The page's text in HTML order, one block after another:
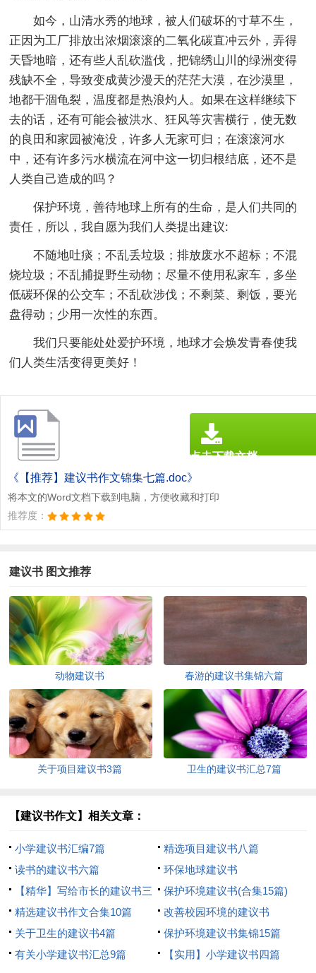
如今，山清水秀的地球，被人们破坏的寸草不生，
正因为工厂排放出浓烟滚滚的二氧化碳直冲云外，弄得
天昏地暗，还有些人乱砍滥伐，把锦绣山川的绿洲变得
残缺不全，导致变成黄沙漫天的茫茫大漠，在沙漠里，
地都干涸龟裂，温度都是热浪灼人。如果在这样继续下
去的话，还有可能会被洪水、狂风等灾害横行，使无数
的良田和家园被淹没，许多人无家可归；在滚滚河水
中，还有许多污水横流在河中这一切归根结底，还不是
人类自己造成的吗？
保护环境，善待地球上所有的生命，是人们共同的
责任，所以，我自愿为我们人类提出建议:
不随地吐痰；不乱丢垃圾；排放废水不超标；不混
烧垃圾；不乱捕捉野生动物；尽量不使用私家车，多坐
低碳环保的公交车；不乱砍涉伐；不剩菜、剩饭，要光
盘得动；少用一次性的东西。
我们只要能处处爱护环境，地球才会焕发青春使我
们人类生活变得更美好！
《【推荐】建议书作文锦集七篇.doc》
将本文的Word文档下载到电脑，方便收藏和打印
推荐度：
点击下载文档
建议书 图文推荐
动物建议书 春游的建议书集锦六篇
关于项目建议书3篇 卫生的建议书汇总7篇
【建议书作文】相关文章：
小学建议书汇编7篇
精选项目建议书八篇
读书的建议书六篇
环保地球建议书
【精华】写给市长的建议书三
篇
保护环境建议书(合集15篇)
精选建议书作文合集10篇
改善校园环境的建议书
关于卫生的建议书4篇
保护环境建议书集锦15篇
有关小学建议书汇总9篇
【实用】小学建议书四篇